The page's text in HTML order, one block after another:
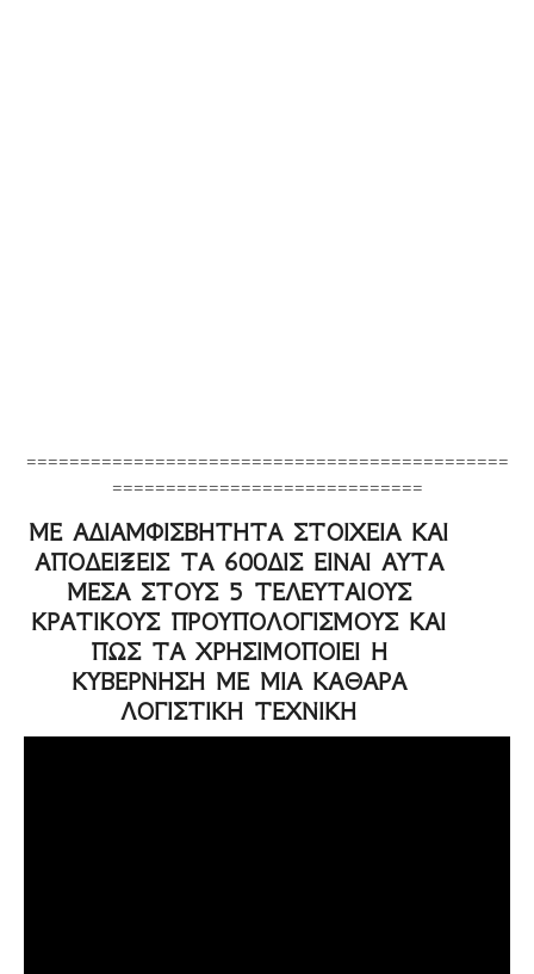
=============================================
=============================
ΜΕ ΑΔΙΑΜΦΙΣΒΗΤΗΤΑ ΣΤΟΙΧΕΙΑ ΚΑΙ
ΑΠΟΔΕΙΞΕΙΣ ΤΑ 600ΔΙΣ ΕΙΝΑΙ ΑΥΤΑ
ΜΕΣΑ ΣΤΟΥΣ 5 ΤΕΛΕΥΤΑΙΟΥΣ
ΚΡΑΤΙΚΟΥΣ ΠΡΟΥΠΟΛΟΓΙΣΜΟΥΣ ΚΑΙ
ΠΩΣ ΤΑ ΧΡΗΣΙΜΟΠΟΙΕΙ Η
ΚΥΒΕΡΝΗΣΗ ΜΕ ΜΙΑ ΚΑΘΑΡΑ
ΛΟΓΙΣΤΙΚΗ ΤΕΧΝΙΚΗ